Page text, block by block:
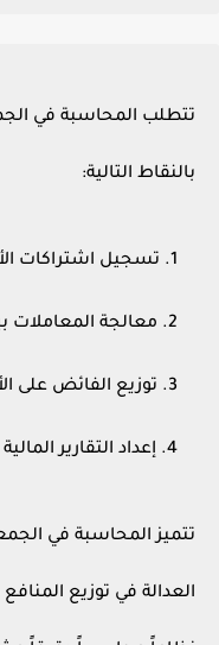
تتطلب المحاسبة في
بالنقاط التالية:
تسجيل اشتراكات
معالجة المعاملات
توزيع الفائض على
إعداد التقارير
تتميز المحاسبة في
العدالة في توزيع